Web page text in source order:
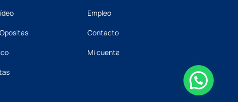
Empleo
Contacto
Mi cuenta